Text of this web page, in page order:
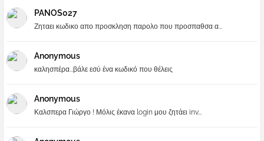
PANOS027
Ζηταει κωδικο απο προσκληση παρολο που προσπαθσα α...
Anonymous
καλησπέρα...βάλε εσύ ένα κωδικό που θέλεις
Anonymous
Καλσπερα Γιώργο ! Μόλις έκανα login μου ζητάει inv...